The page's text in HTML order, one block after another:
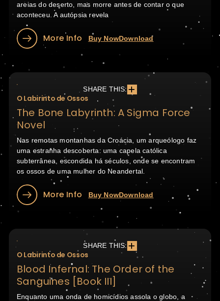
areias do deserto, mas morre antes de contar o que
aconteceu. A autópsia revela
More Info Buy NowDownload
SHARE THIS:
O Labirinto de Ossos
The Bone Labyrinth: A Sigma Force
Novel
Nas remotas montanhas da Croácia, um arqueólogo faz
uma estranha descoberta: uma capela católica
subterrânea, escondida há séculos, onde se encontram
os ossos de uma mulher do Neandertal.
More Info Buy NowDownload
SHARE THIS:
O Labirinto de Ossos
Blood Infernal: The Order of the
Sanguines [Book III]
Enquanto uma onda de homicídios assola o globo, a